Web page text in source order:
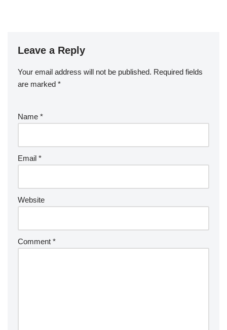
Leave a Reply
Your email address will not be published. Required fields
are marked *
Name *
Email *
Website
Comment *